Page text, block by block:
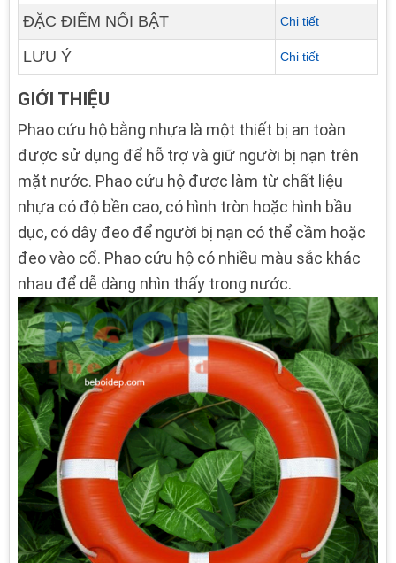
ĐẶC ĐIỂM NỔI BẬT Chi tiết
LƯU Ý Chi tiết
GIỚI THIỆU
Phao cứu hộ bằng nhựa là một thiết bị an toàn
được sử dụng để hỗ trợ và giữ người bị nạn trên
mặt nước. Phao cứu hộ được làm từ chất liệu
nhựa có độ bền cao, có hình tròn hoặc hình bầu
dục, có dây đeo để người bị nạn có thể cầm hoặc
đeo vào cổ. Phao cứu hộ có nhiều màu sắc khác
nhau để dễ dàng nhìn thấy trong nước.